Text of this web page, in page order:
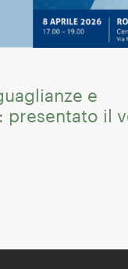
e
presentato il